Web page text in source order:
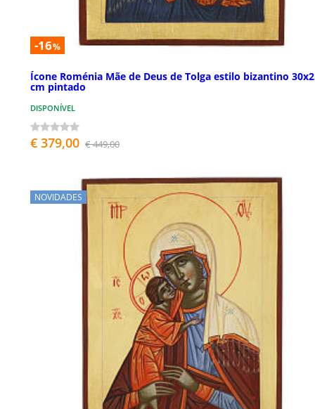
-16%
Ícone Roménia Mãe de Deus de Tolga estilo bizantino
cm pintado
DISPONÍVEL
€ 379,00 € 449,00
NOVIDADES